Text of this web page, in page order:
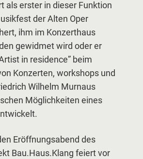
als erster in dieser Funktion
der Alten Oper
ihm im Konzerthaus
gewidmet wird oder er
in residence” beim
Konzerten, workshops und
Wilhelm Murnaus
Möglichkeiten eines
Eröffnungsabend des
Bau.Haus.Klang feiert vor